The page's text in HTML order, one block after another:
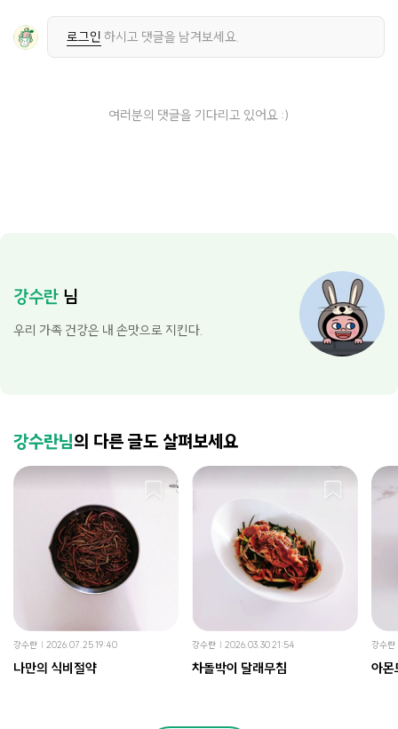
로그인 하시고 댓글을 남겨보세요.
여러분의 댓글을 기다리고 있어요 :)
강수란 님
우리 가족 건강은 내 손맛으로 지킨다.
강수란님의 다른 글도 살펴보세요
강수란 2026.07.25 19:40
나만의 식비절약
강수란 2026.03.30 21:54
차돌박이 달래무침
강수란
아몬